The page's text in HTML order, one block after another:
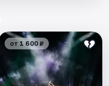
от 1 600 ₽